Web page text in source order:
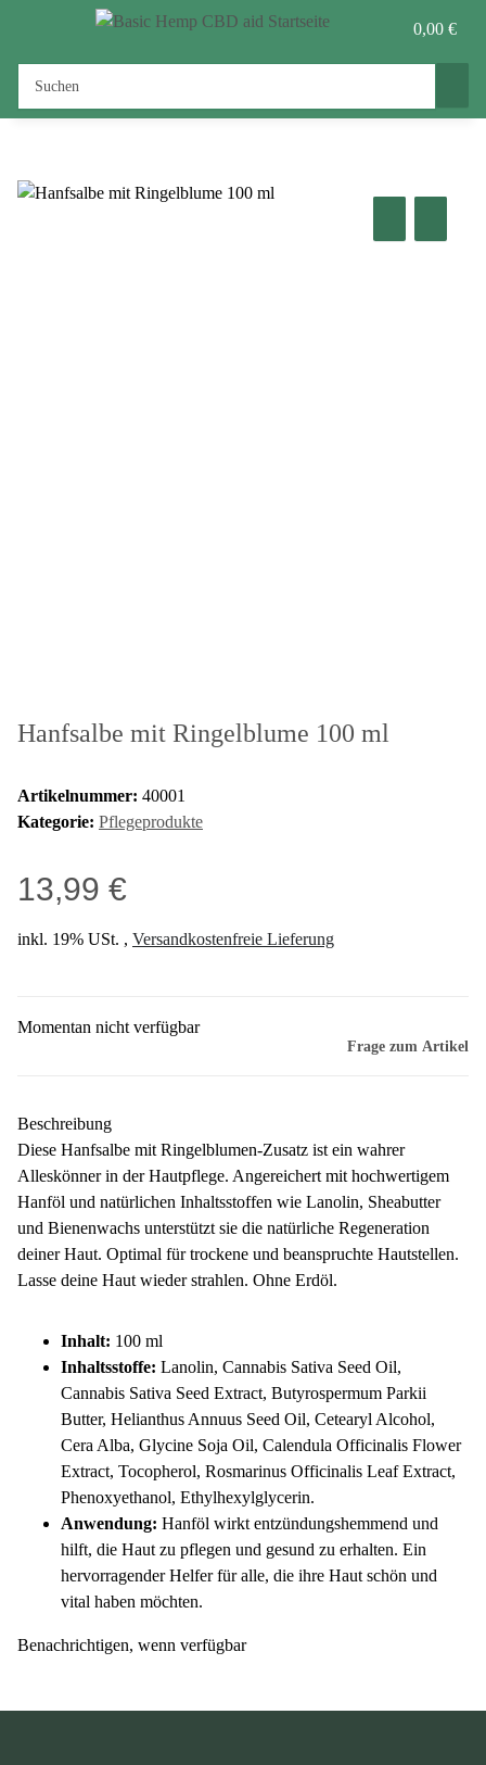
0,00 €
Hanfsalbe mit Ringelblume 100 ml
Artikelnummer: 40001
Kategorie: Pflegeprodukte
13,99 €
inkl. 19% USt. , Versandkostenfreie Lieferung
Momentan nicht verfügbar
Frage zum Artikel
Beschreibung
Diese Hanfsalbe mit Ringelblumen-Zusatz ist ein wahrer
Alleskönner in der Hautpflege. Angereichert mit hochwertigem
Hanföl und natürlichen Inhaltsstoffen wie Lanolin, Sheabutter
und Bienenwachs unterstützt sie die natürliche Regeneration
deiner Haut. Optimal für trockene und beanspruchte Hautstellen.
Lasse deine Haut wieder strahlen. Ohne Erdöl.
Inhalt: 100 ml
Inhaltsstoffe: Lanolin, Cannabis Sativa Seed Oil,
Cannabis Sativa Seed Extract, Butyrospermum Parkii
Butter, Helianthus Annuus Seed Oil, Cetearyl Alcohol,
Cera Alba, Glycine Soja Oil, Calendula Officinalis Flower
Extract, Tocopherol, Rosmarinus Officinalis Leaf Extract,
Phenoxyethanol, Ethylhexylglycerin.
Anwendung: Hanföl wirkt entzündungshemmend und
hilft, die Haut zu pflegen und gesund zu erhalten. Ein
hervorragender Helfer für alle, die ihre Haut schön und
vital haben möchten.
Benachrichtigen, wenn verfügbar